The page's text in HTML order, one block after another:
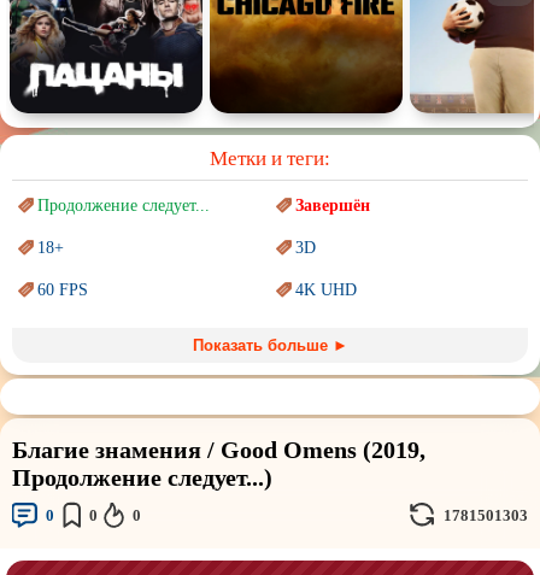
Метки и теги:
Продолжение следует... Завершён
18+ 3D
60 FPS 4K UHD
Marvel PIXAR
Sci-Fi (Научнаяфантастика) Trash (трэш) movies
Авангард иСюрреализм Ангелы и Демоны
Аниме
Показать больше ►
Благие знамения / Good Omens (2019,
Продолжение следует...)
0 0 0 1781501303